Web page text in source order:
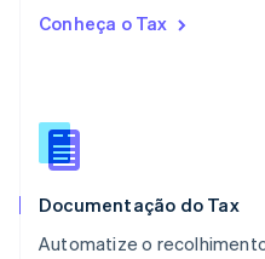
Conheça o Tax
Documentação do Tax
Automatize o
Países Baixos
Portugal
Português
English简体中文
Reino Unido